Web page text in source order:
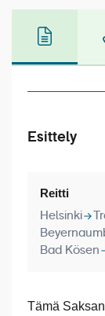
Laivat
Meistä
Esittely
Reitti
Helsinki
Bad Kösen
Tämä